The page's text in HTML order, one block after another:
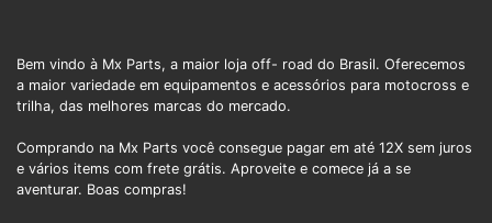
Bem vindo à Mx Parts, a maior loja off- road do Brasil. Oferecemos
a maior variedade em equipamentos e acessórios para motocross e
trilha, das melhores marcas do mercado.
Comprando na Mx Parts você consegue pagar em até 12X sem juros
e vários items com frete grátis. Aproveite e comece já a se
aventurar. Boas compras!